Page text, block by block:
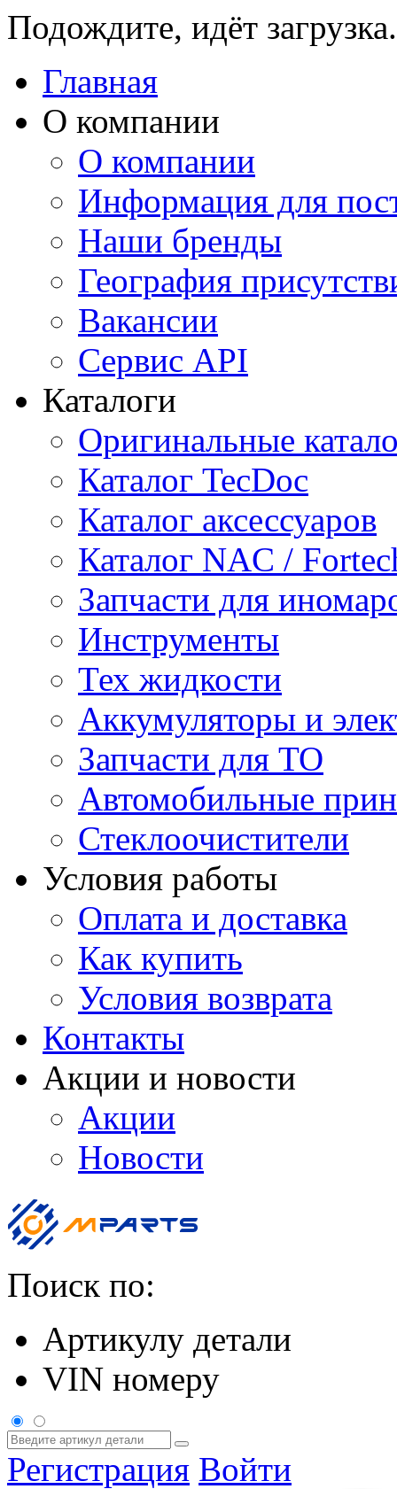
Подождите, идёт
Главная
О компании
О компании
Информация для
Наши бренды
География
Вакансии
Сервис API
Каталоги
Оригинальные
Каталог TecDoc
Каталог аксессуаров
Каталог NAC /
Запчасти для
Инструменты
Тех жидкости
Аккумуляторы и
Запчасти для ТО
Автомобильные
Стеклоочистители
Условия работы
Оплата и доставка
Как купить
Условия возврата
Контакты
Акции и новости
Акции
Новости
Поиск по:
Артикулу детали
VIN номеру
Регистрация Войти